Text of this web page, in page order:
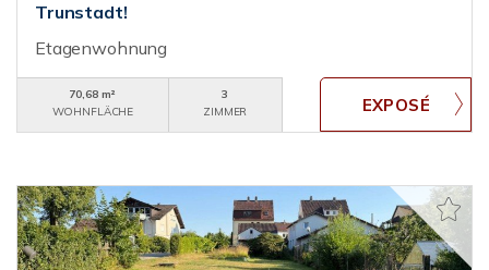
Trunstadt!
Etagenwohnung
70,68 m²
WOHNFLÄCHE
3
ZIMMER